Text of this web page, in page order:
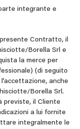
integrante e
Contratto, il
Borella Srl e
la merce per
(di seguito
anche
Borella Srl.
previste, il Cliente
a lui fornite
integralmente le